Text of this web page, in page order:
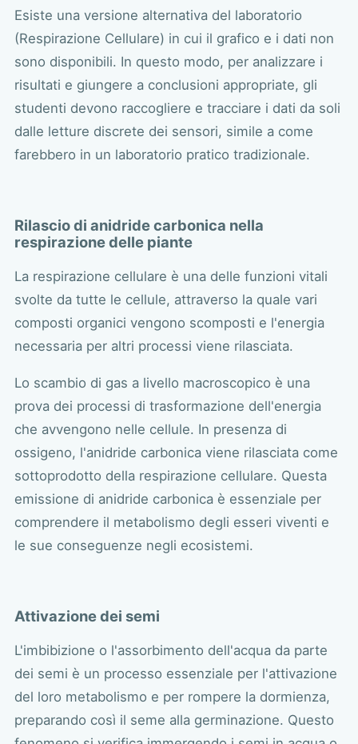
Esiste una versione alternativa del laboratorio
(Respirazione Cellulare) in cui il grafico e i dati non
sono disponibili. In questo modo, per analizzare i
risultati e giungere a conclusioni appropriate, gli
studenti devono raccogliere e tracciare i dati da soli
dalle letture discrete dei sensori, simile a come
farebbero in un laboratorio pratico tradizionale.
Rilascio di anidride carbonica nella
respirazione delle piante
La respirazione cellulare è una delle funzioni vitali
svolte da tutte le cellule, attraverso la quale vari
composti organici vengono scomposti e l'energia
necessaria per altri processi viene rilasciata.
Lo scambio di gas a livello macroscopico è una
prova dei processi di trasformazione dell'energia
che avvengono nelle cellule. In presenza di
ossigeno, l'anidride carbonica viene rilasciata come
sottoprodotto della respirazione cellulare. Questa
emissione di anidride carbonica è essenziale per
comprendere il metabolismo degli esseri viventi e
le sue conseguenze negli ecosistemi.
Attivazione dei semi
L'imbibizione o l'assorbimento dell'acqua da parte
dei semi è un processo essenziale per l'attivazione
del loro metabolismo e per rompere la dormienza,
preparando così il seme alla germinazione. Questo